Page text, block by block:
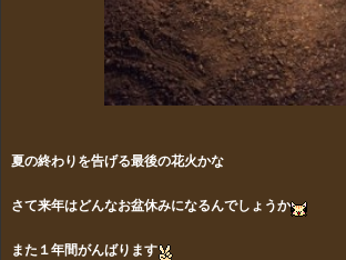
夏の終わりを告げる最後の花火かな
さて来年はどんなお盆休みになるんでしょうか
また１年間がんばります